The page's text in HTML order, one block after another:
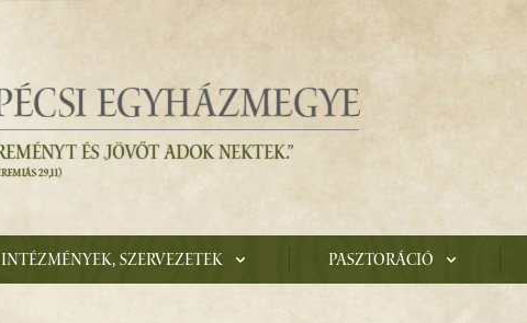
Intézmények, szervezetek Pasztoráció